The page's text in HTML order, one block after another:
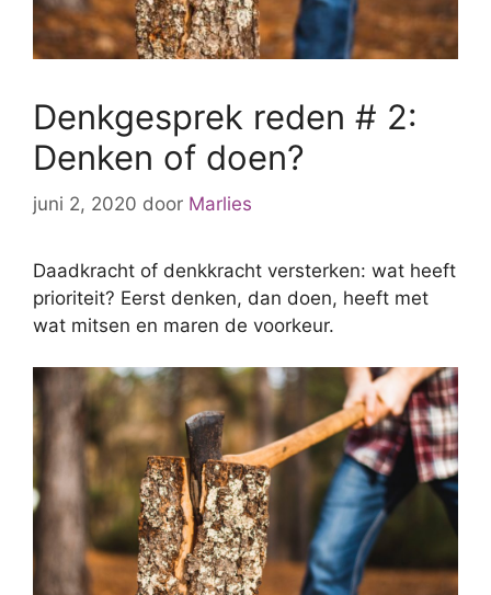
Denkgesprek reden # 2:
Denken of doen?
juni 2, 2020 door Marlies
Daadkracht of denkkracht versterken: wat heeft
prioriteit? Eerst denken, dan doen, heeft met
wat mitsen en maren de voorkeur.